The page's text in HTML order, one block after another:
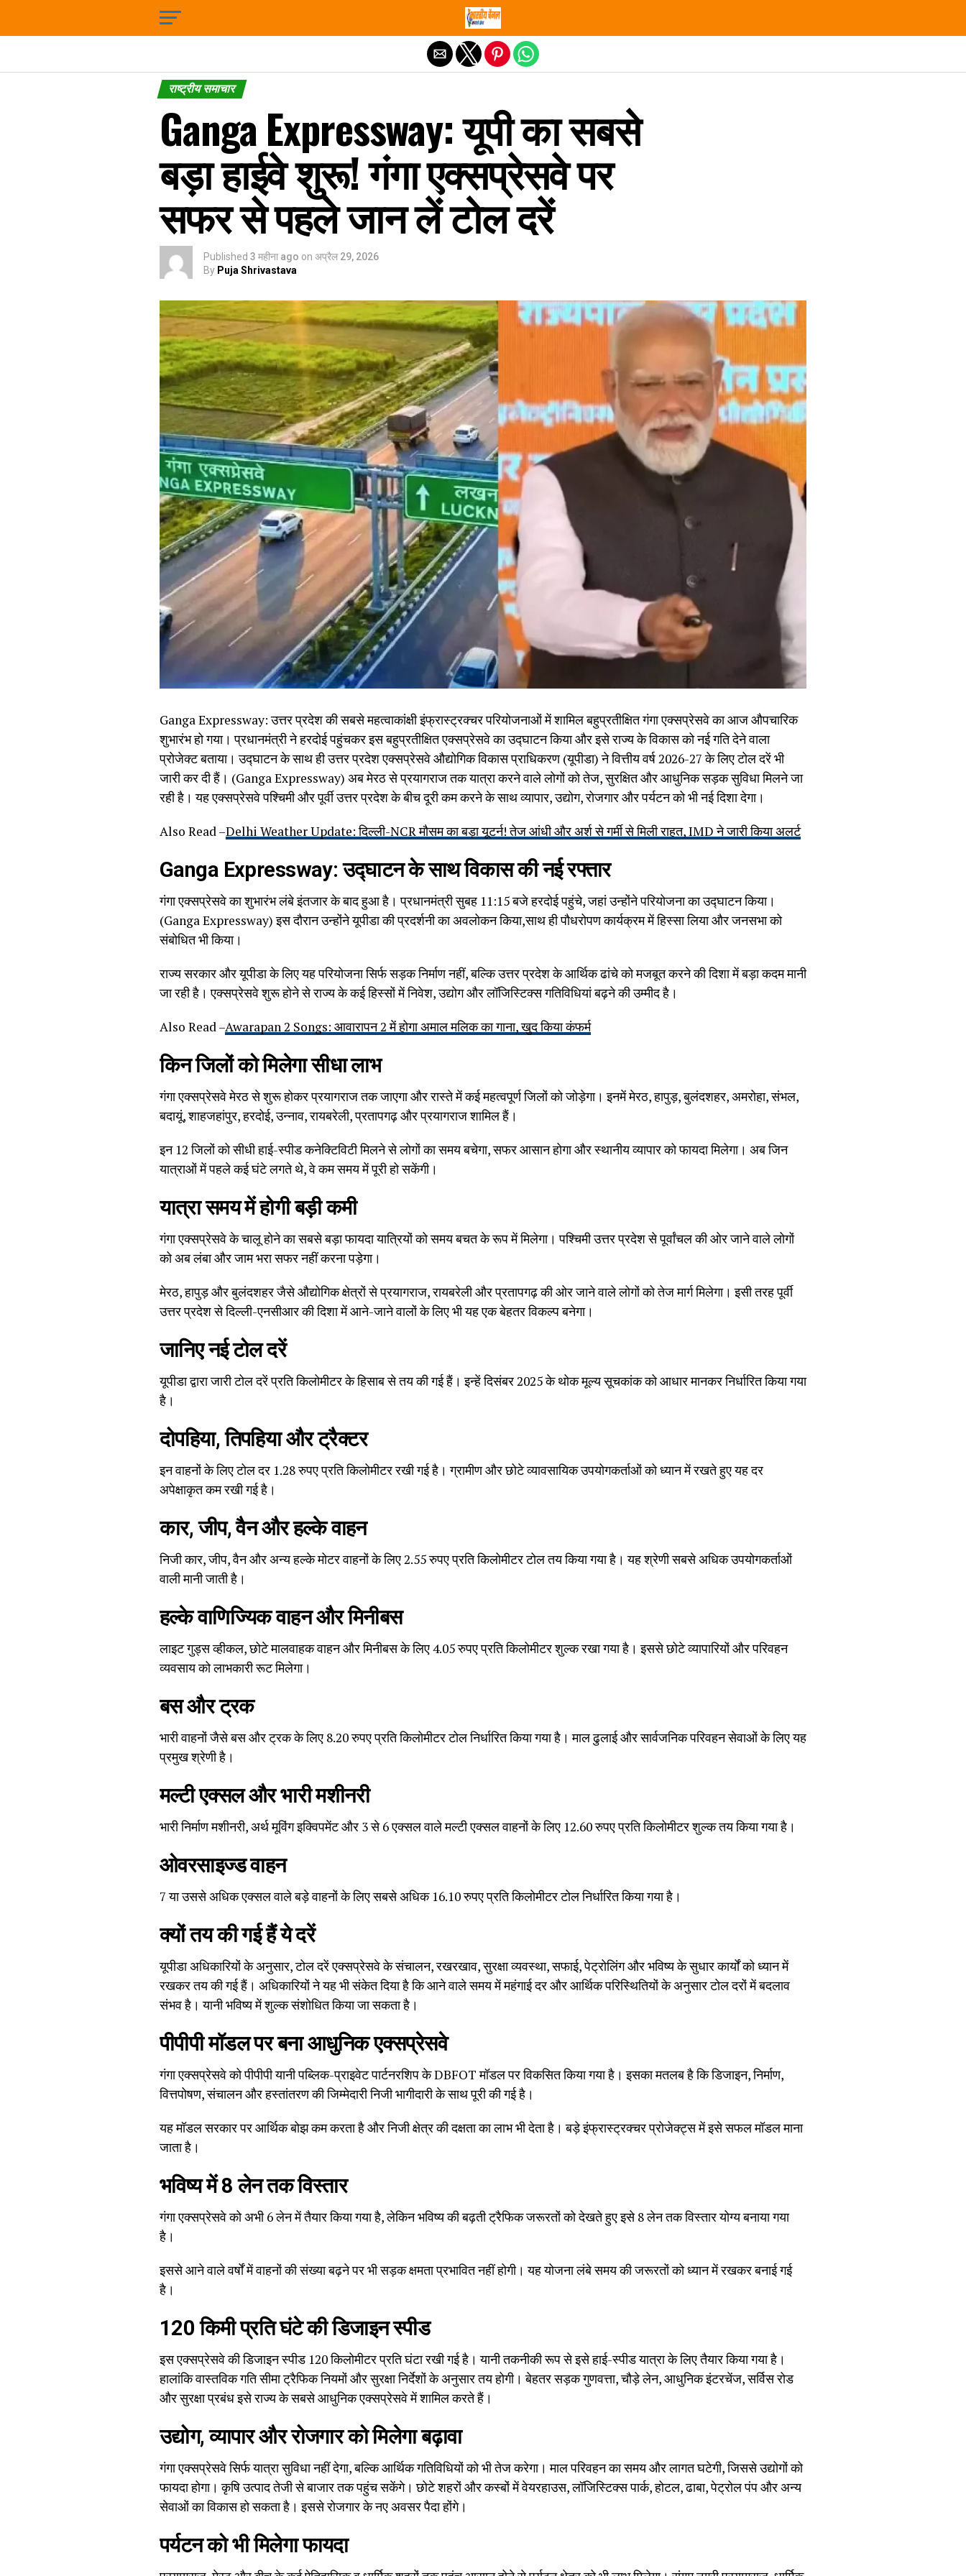
राष्ट्रीय समाचार
Ganga Expressway: यूपी का सबसे
बड़ा हाईवे शुरू! गंगा एक्सप्रेसवे पर
सफर से पहले जान लें टोल दरें
Published 3 महीना ago on अप्रैल 29, 2026
By Puja Shrivastava
Ganga Expressway: उत्तर प्रदेश की सबसे महत्वाकांक्षी इंफ्रास्ट्रक्चर परियोजनाओं में शामिल बहुप्रतीक्षित गंगा एक्सप्रेसवे का आज औपचारिक
शुभारंभ हो गया। प्रधानमंत्री ने हरदोई पहुंचकर इस बहुप्रतीक्षित एक्सप्रेसवे का उद्घाटन किया और इसे राज्य के विकास को नई गति देने वाला
प्रोजेक्ट बताया। उद्घाटन के साथ ही उत्तर प्रदेश एक्सप्रेसवे औद्योगिक विकास प्राधिकरण (यूपीडा) ने वित्तीय वर्ष 2026-27 के लिए टोल दरें भी
जारी कर दी हैं। (Ganga Expressway) अब मेरठ से प्रयागराज तक यात्रा करने वाले लोगों को तेज, सुरक्षित और आधुनिक सड़क सुविधा मिलने जा
रही है। यह एक्सप्रेसवे पश्चिमी और पूर्वी उत्तर प्रदेश के बीच दूरी कम करने के साथ व्यापार, उद्योग, रोजगार और पर्यटन को भी नई दिशा देगा।
Also Read –Delhi Weather Update: दिल्ली-NCR मौसम का बड़ा यूटर्न! तेज आंधी और अर्श से गर्मी से मिली राहत, IMD ने जारी किया अलर्ट
Ganga Expressway: उद्घाटन के साथ विकास की नई रफ्तार
गंगा एक्सप्रेसवे का शुभारंभ लंबे इंतजार के बाद हुआ है। प्रधानमंत्री सुबह 11:15 बजे हरदोई पहुंचे, जहां उन्होंने परियोजना का उद्घाटन किया।
(Ganga Expressway) इस दौरान उन्होंने यूपीडा की प्रदर्शनी का अवलोकन किया,साथ ही पौधरोपण कार्यक्रम में हिस्सा लिया और जनसभा को
संबोधित भी किया।
राज्य सरकार और यूपीडा के लिए यह परियोजना सिर्फ सड़क निर्माण नहीं, बल्कि उत्तर प्रदेश के आर्थिक ढांचे को मजबूत करने की दिशा में बड़ा कदम मानी
जा रही है। एक्सप्रेसवे शुरू होने से राज्य के कई हिस्सों में निवेश, उद्योग और लॉजिस्टिक्स गतिविधियां बढ़ने की उम्मीद है।
Also Read –Awarapan 2 Songs: आवारापन 2 में होगा अमाल मलिक का गाना, खुद किया कंफर्म
किन जिलों को मिलेगा सीधा लाभ
गंगा एक्सप्रेसवे मेरठ से शुरू होकर प्रयागराज तक जाएगा और रास्ते में कई महत्वपूर्ण जिलों को जोड़ेगा। इनमें मेरठ, हापुड़, बुलंदशहर, अमरोहा, संभल,
बदायूं, शाहजहांपुर, हरदोई, उन्नाव, रायबरेली, प्रतापगढ़ और प्रयागराज शामिल हैं।
इन 12 जिलों को सीधी हाई-स्पीड कनेक्टिविटी मिलने से लोगों का समय बचेगा, सफर आसान होगा और स्थानीय व्यापार को फायदा मिलेगा। अब जिन
यात्राओं में पहले कई घंटे लगते थे, वे कम समय में पूरी हो सकेंगी।
यात्रा समय में होगी बड़ी कमी
गंगा एक्सप्रेसवे के चालू होने का सबसे बड़ा फायदा यात्रियों को समय बचत के रूप में मिलेगा। पश्चिमी उत्तर प्रदेश से पूर्वांचल की ओर जाने वाले लोगों
को अब लंबा और जाम भरा सफर नहीं करना पड़ेगा।
मेरठ, हापुड़ और बुलंदशहर जैसे औद्योगिक क्षेत्रों से प्रयागराज, रायबरेली और प्रतापगढ़ की ओर जाने वाले लोगों को तेज मार्ग मिलेगा। इसी तरह पूर्वी
उत्तर प्रदेश से दिल्ली-एनसीआर की दिशा में आने-जाने वालों के लिए भी यह एक बेहतर विकल्प बनेगा।
जानिए नई टोल दरें
यूपीडा द्वारा जारी टोल दरें प्रति किलोमीटर के हिसाब से तय की गई हैं। इन्हें दिसंबर 2025 के थोक मूल्य सूचकांक को आधार मानकर निर्धारित किया गया
है।
दोपहिया, तिपहिया और ट्रैक्टर
इन वाहनों के लिए टोल दर 1.28 रुपए प्रति किलोमीटर रखी गई है। ग्रामीण और छोटे व्यावसायिक उपयोगकर्ताओं को ध्यान में रखते हुए यह दर
अपेक्षाकृत कम रखी गई है।
कार, जीप, वैन और हल्के वाहन
निजी कार, जीप, वैन और अन्य हल्के मोटर वाहनों के लिए 2.55 रुपए प्रति किलोमीटर टोल तय किया गया है। यह श्रेणी सबसे अधिक उपयोगकर्ताओं
वाली मानी जाती है।
हल्के वाणिज्यिक वाहन और मिनीबस
लाइट गुड्स व्हीकल, छोटे मालवाहक वाहन और मिनीबस के लिए 4.05 रुपए प्रति किलोमीटर शुल्क रखा गया है। इससे छोटे व्यापारियों और परिवहन
व्यवसाय को लाभकारी रूट मिलेगा।
बस और ट्रक
भारी वाहनों जैसे बस और ट्रक के लिए 8.20 रुपए प्रति किलोमीटर टोल निर्धारित किया गया है। माल ढुलाई और सार्वजनिक परिवहन सेवाओं के लिए यह
प्रमुख श्रेणी है।
मल्टी एक्सल और भारी मशीनरी
भारी निर्माण मशीनरी, अर्थ मूविंग इक्विपमेंट और 3 से 6 एक्सल वाले मल्टी एक्सल वाहनों के लिए 12.60 रुपए प्रति किलोमीटर शुल्क तय किया गया है।
ओवरसाइज्ड वाहन
7 या उससे अधिक एक्सल वाले बड़े वाहनों के लिए सबसे अधिक 16.10 रुपए प्रति किलोमीटर टोल निर्धारित किया गया है।
क्यों तय की गई हैं ये दरें
यूपीडा अधिकारियों के अनुसार, टोल दरें एक्सप्रेसवे के संचालन, रखरखाव, सुरक्षा व्यवस्था, सफाई, पेट्रोलिंग और भविष्य के सुधार कार्यों को ध्यान में
रखकर तय की गई हैं। अधिकारियों ने यह भी संकेत दिया है कि आने वाले समय में महंगाई दर और आर्थिक परिस्थितियों के अनुसार टोल दरों में बदलाव
संभव है। यानी भविष्य में शुल्क संशोधित किया जा सकता है।
पीपीपी मॉडल पर बना आधुनिक एक्सप्रेसवे
गंगा एक्सप्रेसवे को पीपीपी यानी पब्लिक-प्राइवेट पार्टनरशिप के DBFOT मॉडल पर विकसित किया गया है। इसका मतलब है कि डिजाइन, निर्माण,
वित्तपोषण, संचालन और हस्तांतरण की जिम्मेदारी निजी भागीदारी के साथ पूरी की गई है।
यह मॉडल सरकार पर आर्थिक बोझ कम करता है और निजी क्षेत्र की दक्षता का लाभ भी देता है। बड़े इंफ्रास्ट्रक्चर प्रोजेक्ट्स में इसे सफल मॉडल माना
जाता है।
भविष्य में 8 लेन तक विस्तार
गंगा एक्सप्रेसवे को अभी 6 लेन में तैयार किया गया है, लेकिन भविष्य की बढ़ती ट्रैफिक जरूरतों को देखते हुए इसे 8 लेन तक विस्तार योग्य बनाया गया
है।
इससे आने वाले वर्षों में वाहनों की संख्या बढ़ने पर भी सड़क क्षमता प्रभावित नहीं होगी। यह योजना लंबे समय की जरूरतों को ध्यान में रखकर बनाई गई
है।
120 किमी प्रति घंटे की डिजाइन स्पीड
इस एक्सप्रेसवे की डिजाइन स्पीड 120 किलोमीटर प्रति घंटा रखी गई है। यानी तकनीकी रूप से इसे हाई-स्पीड यात्रा के लिए तैयार किया गया है।
हालांकि वास्तविक गति सीमा ट्रैफिक नियमों और सुरक्षा निर्देशों के अनुसार तय होगी। बेहतर सड़क गुणवत्ता, चौड़े लेन, आधुनिक इंटरचेंज, सर्विस रोड
और सुरक्षा प्रबंध इसे राज्य के सबसे आधुनिक एक्सप्रेसवे में शामिल करते हैं।
उद्योग, व्यापार और रोजगार को मिलेगा बढ़ावा
गंगा एक्सप्रेसवे सिर्फ यात्रा सुविधा नहीं देगा, बल्कि आर्थिक गतिविधियों को भी तेज करेगा। माल परिवहन का समय और लागत घटेगी, जिससे उद्योगों को
फायदा होगा। कृषि उत्पाद तेजी से बाजार तक पहुंच सकेंगे। छोटे शहरों और कस्बों में वेयरहाउस, लॉजिस्टिक्स पार्क, होटल, ढाबा, पेट्रोल पंप और अन्य
सेवाओं का विकास हो सकता है। इससे रोजगार के नए अवसर पैदा होंगे।
पर्यटन को भी मिलेगा फायदा
Exit mobile version